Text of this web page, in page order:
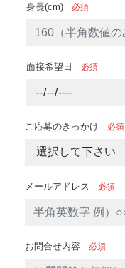
身長(cm) 必須
面接希望日 必須
ご応募のきっかけ 必須
メールアドレス 必須
お問合せ内容 必須